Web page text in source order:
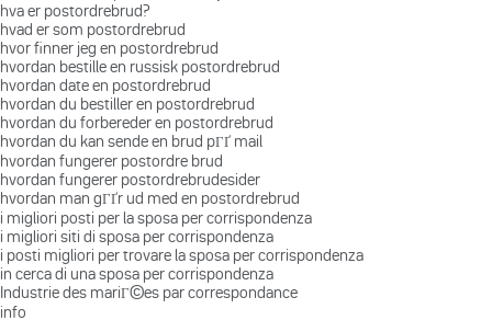
hva er postordrebrud?
hvad er som postordrebrud
hvor finner jeg en postordrebrud
hvordan bestille en russisk postordrebrud
hvordan date en postordrebrud
hvordan du bestiller en postordrebrud
hvordan du forbereder en postordrebrud
hvordan du kan sende en brud pГҐ mail
hvordan fungerer postordre brud
hvordan fungerer postordrebrudesider
hvordan man gГҐr ud med en postordrebrud
i migliori posti per la sposa per corrispondenza
i migliori siti di sposa per corrispondenza
i posti migliori per trovare la sposa per corrispondenza
in cerca di una sposa per corrispondenza
Industrie des mariГ©es par correspondance
info